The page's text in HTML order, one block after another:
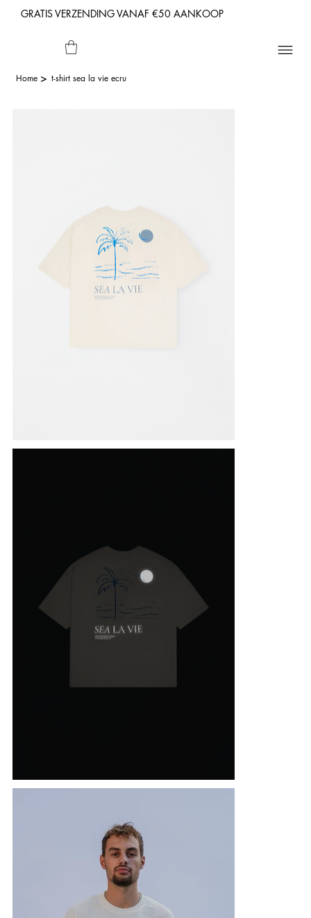
GRATIS VERZENDING VANAF €50 AANKOOP
Home > t-shirt sea la vie ecru